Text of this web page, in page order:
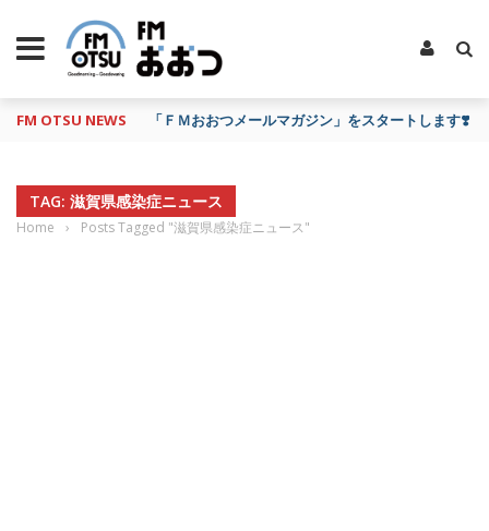
FM OTSU NEWS 「ＦＭおおつメールマガジン」をスタートします❣️
TAG: 滋賀県感染症ニュース
Home › Posts Tagged "滋賀県感染症ニュース"